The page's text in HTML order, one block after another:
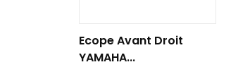
Ecope Avant Droit
YAMAHA...